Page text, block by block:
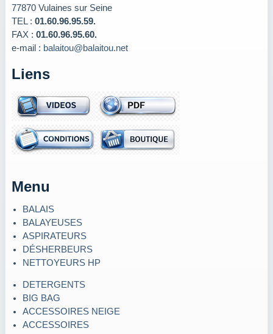
77870 Vulaines sur Seine
TEL : 01.60.96.95.59.
FAX : 01.60.96.95.60.
e-mail : balaitou@balaitou.net
Liens
Menu
BALAIS
BALAYEUSES
ASPIRATEURS
DÉSHERBEURS
NETTOYEURS HP
DETERGENTS
BIG BAG
ACCESSOIRES NEIGE
ACCESSOIRES